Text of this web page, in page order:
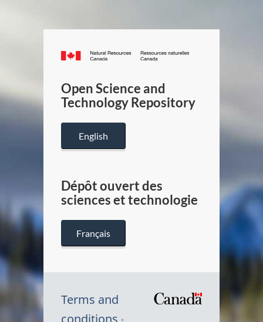
Canada.ca
/
Canada
Open Science and
Technology Repository
English
Dépôt ouvert des
sciences et technologie
Français
Terms and
conditions
Symbole